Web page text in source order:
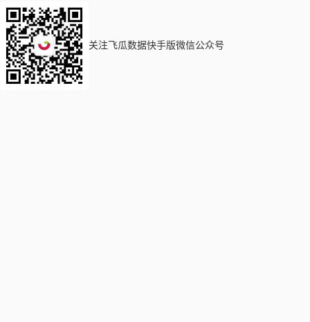
关注飞瓜数据快手版微信公众号